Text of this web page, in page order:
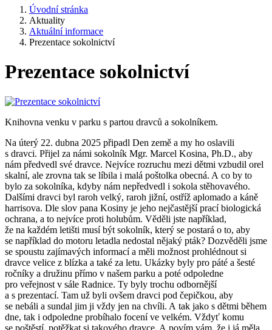
Úvodní stránka
Aktuality
Aktuální informace
Prezentace sokolnictví
Prezentace sokolnictví
Knihovna venku v parku s partou dravců a sokolníkem.
Na úterý 22. dubna 2025 připadl Den země a my ho oslavili
s dravci. Přijel za námi sokolník Mgr. Marcel Kosina, Ph.D., aby
nám předvedl své dravce. Nejvíce rozruchu mezi dětmi vzbudil orel
skalní, ale zrovna tak se líbila i malá poštolka obecná. A co by to
bylo za sokolníka, kdyby nám nepředvedl i sokola stěhovavého.
Dalšími dravci byl raroh velký, raroh jižní, ostříž aplomado a káně
harrisova. Dle slov pana Kosiny je jeho nejčastější prací biologická
ochrana, a to nejvíce proti holubům. Věděli jste například,
že na každém letišti musí být sokolník, který se postará o to, aby
se například do motoru letadla nedostal nějaký pták? Dozvěděli jsme
se spoustu zajímavých informací a měli možnost prohlédnout si
dravce velice z blízka a také za letu. Ukázky byly pro páté a šesté
ročníky a družinu přímo v našem parku a poté odpoledne
pro veřejnost v sále Radnice. Ty byly trochu odbornější
a s prezentací. Tam už byli ovšem dravci pod čepičkou, aby
se nebáli a sundal jim ji vždy jen na chvíli. A tak jako s dětmi během
dne, tak i odpoledne probíhalo focení ve velkém. Vždyť komu
se poštěstí, potěžkat si takového dravce. A povím vám, že i já měla